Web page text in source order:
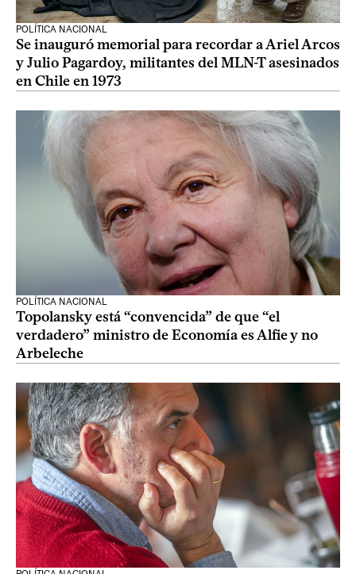
POLÍTICA NACIONAL
Se inauguró memorial para recordar a Ariel Arcos
y Julio Pagardoy, militantes del MLN-T asesinados
en Chile en 1973
POLÍTICA NACIONAL
Topolansky está “convencida” de que “el
verdadero” ministro de Economía es Alfie y no
Arbeleche